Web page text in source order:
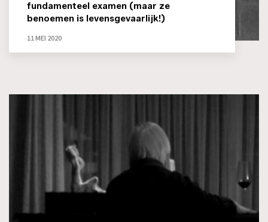
fundamenteel examen (maar ze
benoemen is levensgevaarlijk!)
11 MEI 2020